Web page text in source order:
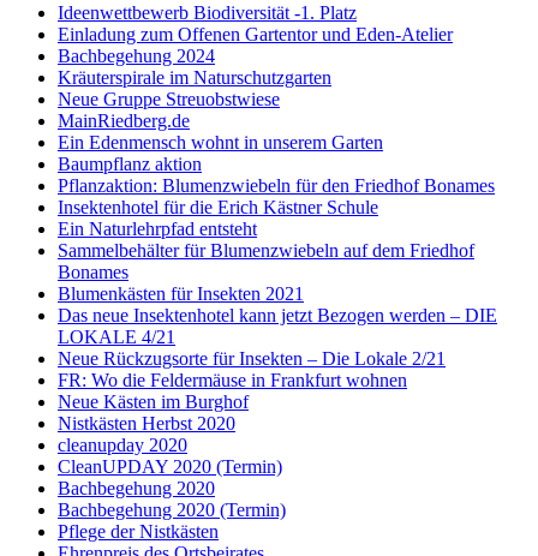
Ideenwettbewerb Biodiversität -1. Platz
Einladung zum Offenen Gartentor und Eden-Atelier
Bachbegehung 2024
Kräuterspirale im Naturschutzgarten
Neue Gruppe Streuobstwiese
MainRiedberg.de
Ein Edenmensch wohnt in unserem Garten
Baumpflanz aktion
Pflanzaktion: Blumenzwiebeln für den Friedhof Bonames
Insektenhotel für die Erich Kästner Schule
Ein Naturlehrpfad entsteht
Sammelbehälter für Blumenzwiebeln auf dem Friedhof
Bonames
Blumenkästen für Insekten 2021
Das neue Insektenhotel kann jetzt Bezogen werden – DIE
LOKALE 4/21
Neue Rückzugsorte für Insekten – Die Lokale 2/21
FR: Wo die Feldermäuse in Frankfurt wohnen
Neue Kästen im Burghof
Nistkästen Herbst 2020
cleanupday 2020
CleanUPDAY 2020 (Termin)
Bachbegehung 2020
Bachbegehung 2020 (Termin)
Pflege der Nistkästen